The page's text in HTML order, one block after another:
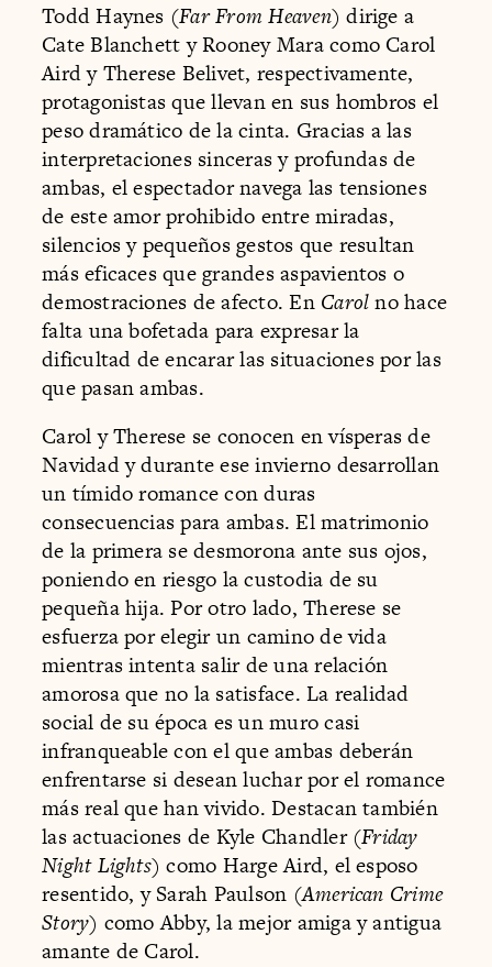
Todd Haynes (Far From Heaven) dirige a
Cate Blanchett y Rooney Mara como Carol
Aird y Therese Belivet, respectivamente,
protagonistas que llevan en sus hombros el
peso dramático de la cinta. Gracias a las
interpretaciones sinceras y profundas de
ambas, el espectador navega las tensiones
de este amor prohibido entre miradas,
silencios y pequeños gestos que resultan
más eficaces que grandes aspavientos o
demostraciones de afecto. En Carolno hace
falta una bofetada para expresar la
dificultad de encarar las situaciones por las
que pasan ambas.
Carol y Therese se conocen en vísperas de
Navidad y durante ese invierno desarrollan
un tímido romance con duras
consecuencias para ambas. El matrimonio
de la primera se desmorona ante sus ojos,
poniendo en riesgo la custodia de su
pequeña hija. Por otro lado, Therese se
esfuerza por elegir un camino de vida
mientras intenta salir de una relación
amorosa que no la satisface. La realidad
social de su época es un muro casi
infranqueable con el que ambas deberán
enfrentarse si desean luchar por el romance
más real que han vivido. Destacan también
las actuaciones de Kyle Chandler (Friday
Night Lights) como Harge Aird, el esposo
resentido, y Sarah Paulson (American Crime
Story) como Abby, la mejor amiga y antigua
amante de Carol.